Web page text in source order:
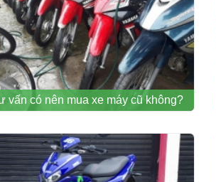
vấn có nên mua xe máy cũ không?